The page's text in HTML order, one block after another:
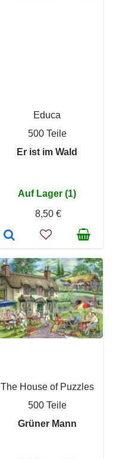
Educa
500 Teile
Er ist im Wald
Auf Lager (1)
8,50 €
The House of Puzzles
500 Teile
Grüner Mann